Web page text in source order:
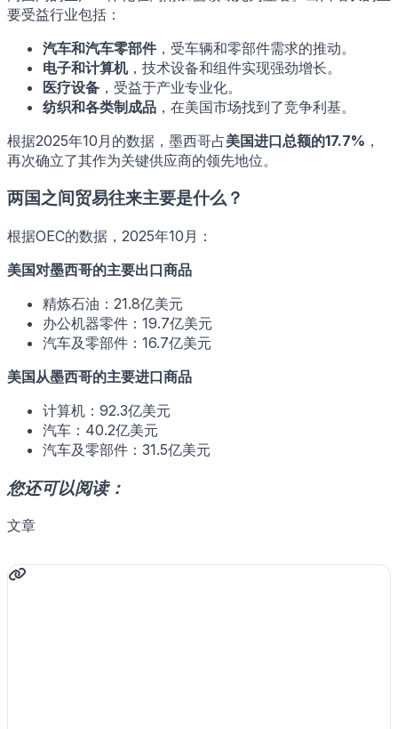
要受益行业包括：
汽车和汽车零部件，受车辆和零部件需求的推动。
电子和计算机，技术设备和组件实现强劲增长。
医疗设备 ，受益于产业专业化。
纺织和各类制成品 ，在美国市场找到了竞争利基。
根据2025年10月的数据，墨西哥占美国进口总额的17.7% ，
再次确立了其作为关键供应商的领先地位。
两国之间贸易往来主要是什么？
根据OEC的数据，2025年10月：
美国对墨西哥的主要出口商品
精炼石油：21.8亿美元
办公机器零件：19.7亿美元
汽车及零部件：16.7亿美元
美国从墨西哥的主要进口商品
计算机：92.3亿美元
汽车：40.2亿美元
汽车及零部件：31.5亿美元
您还可以阅读：
文章